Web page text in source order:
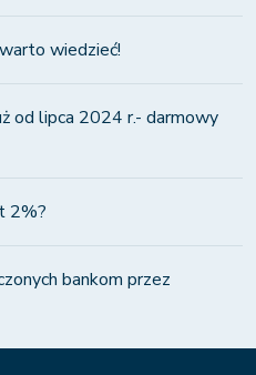
wiedzieć!
od lipca 2024 r.- darmowy
2%?
bankom przez